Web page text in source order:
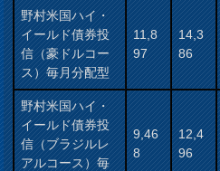
野村米国ハイ・
イールド債券投
信（豪ドルコー
ス）毎月分配型
11,8
97
14,3
86
野村米国ハイ・
イールド債券投
信（ブラジルレ
アルコース）毎
9,46
8
12,4
96